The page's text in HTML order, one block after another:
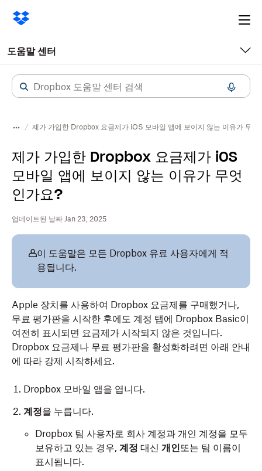
도움말 센터
제가 가입한 Dropbox 요금제가 iOS 모바일 앱에 보이지 않는 이유가 무엇
제가 가입한 Dropbox 요금제가 iOS
모바일 앱에 보이지 않는 이유가 무엇
인가요?
업데이트된 날짜 Jan 23, 2025
이 도움말은 모든 Dropbox 유료 사용자에게 적
용됩니다.
Apple 장치를 사용하여 Dropbox 요금제를 구매했거나,
무료 평가판을 시작한 후에도 계정 탭에 Dropbox Basic이
여전히 표시되면 요금제가 시작되지 않은 것입니다.
Dropbox 요금제나 무료 평가판을 활성화하려면 아래 안내
에 따라 강제 시작하세요.
Dropbox 모바일 앱을 엽니다.
계정을 누릅니다.
Dropbox 팀 사용자로 회사 계정과 개인 계정을 모두
보유하고 있는 경우, 계정 대신 개인또는 팀 이름이
표시됩니다.